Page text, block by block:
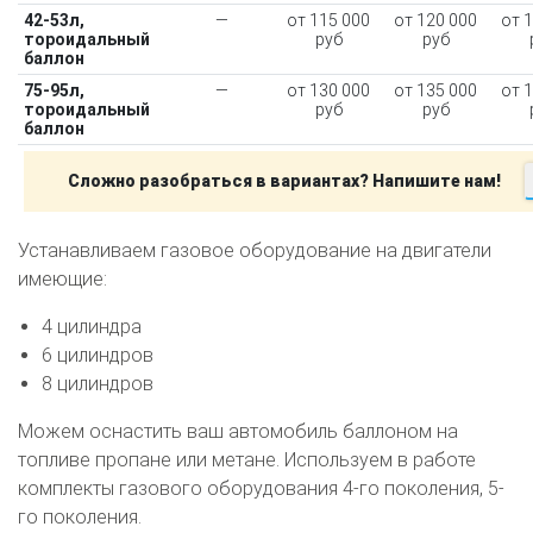
О автосервисе
Отзывы клиентов
Установка ГБО за 6 часов
2-го поколения 4-го поколения
5-го поколения
BRC
OMVL
Цена на установку ГБО
Калькулятор выгоды ГБО
Техобслуживание ГБО
Полная диагностика ГБО
Чистка и регулировка форсунок
Замена датчика давления
42-53л,
тороидальный
баллон
—
от 115 000
руб
от 120 000
руб
от
75-95л,
тороидальный
баллон
—
от 130 000
руб
от 135 000
руб
от
Сложно разобраться в вариантах? Напишите нам!
Устанавливаем газовое оборудование на двигатели
имеющие:
4 цилиндра
6 цилиндров
8 цилиндров
Можем оснастить ваш автомобиль баллоном на
топливе пропане или метане. Используем в работе
комплекты газового оборудования 4-го поколения, 5-
го поколения.